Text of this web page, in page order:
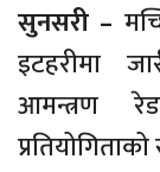
सुनसरी –
इटहरीमा
आमन्त्रण